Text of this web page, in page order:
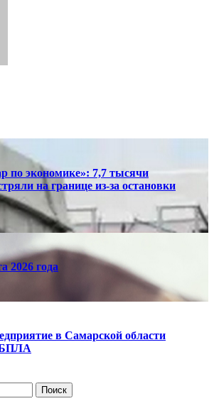
по экономике»: 7,7 тысячи
на границе из-за остановки
2026 года
в Самарской области
БПЛА